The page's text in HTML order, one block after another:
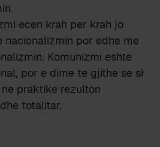
ecen krah per krah jo
nacionalizmin por edhe me
Komunizmi eshte
por e dime te gjithe se si
praktike rezulton
totalitar.